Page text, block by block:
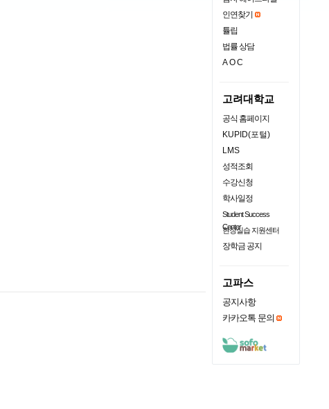
인연찾기
튤립
법률 상담
AOC
고려대학교
공식 홈페이지
KUPID(포털)
LMS
성적조회
수강신청
학사일정
Student Success
Center
현장실습 지원센터
장학금 공지
고파스
공지사항
카카오톡 문의